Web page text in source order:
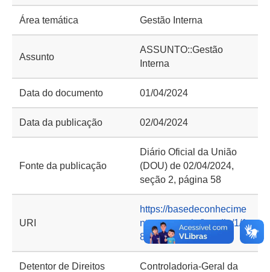
Área temática Gestão Interna
Assunto
ASSUNTO::Gestão
Interna
Data do documento 01/04/2024
Data da publicação 02/04/2024
Fonte da publicação
Diário Oficial da União
(DOU) de 02/04/2024,
seção 2, página 58
URI
https://basedeconhecime
nto.cgu.gov.br/handle/1/1
8688
Detentor de Direitos
Controladoria-Geral da